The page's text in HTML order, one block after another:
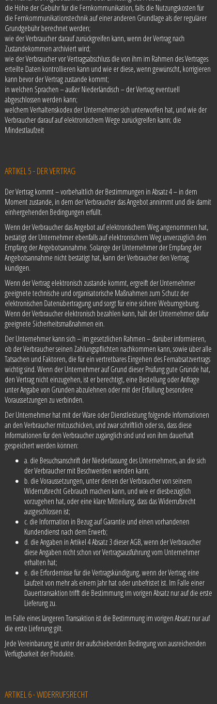
die Höhe der Gebühr für die Fernkommunikation, falls die Nutzungskosten für
die Fernkommunikationstechnik auf einer anderen Grundlage als der regulärer
Grundgebühr berechnet werden;
wie der Verbraucher darauf zurückgreifen kann, wenn der Vertrag nach
Zustandekommen archiviert wird;
wie der Verbraucher vor Vertragsabschluss die von ihm im Rahmen des Vertrages
erteilte Daten kontrollieren kann und wie er diese, wenn gewünscht, korrigieren
kann bevor der Vertrag zustande kommt;
in welchen Sprachen – außer Niederländisch – der Vertrag eventuell
abgeschlossen werden kann;
welchem Verhaltenskodex der Unternehmer sich unterworfen hat, und wie der
Verbraucher darauf auf elektronischem Wege zurückgreifen kann; die
Mindestlaufzeit
ARTIKEL 5 - DER VERTRAG
Der Vertrag kommt – vorbehaltlich der Bestimmungen in Absatz 4 – in dem
Moment zustande, in dem der Verbraucher das Angebot annimmt und die damit
einhergehenden Bedingungen erfüllt.
Wenn der Verbraucher das Angebot auf elektronischem Weg angenommen hat,
bestätigt der Unternehmer ebenfalls auf elektronischem Weg unverzüglich den
Empfang der Angebotsannahme. Solange der Unternehmer der Empfang der
Angebotsannahme nicht bestätigt hat, kann der Verbraucher den Vertrag
kündigen.
Wenn der Vertrag elektronisch zustande kommt, ergreift der Unternehmer
geeignete technische und organisatorische Maßnahmen zum Schutz der
elektronischen Datenübertragung und sorgt für eine sichere Webumgebung.
Wenn der Verbraucher elektronisch bezahlen kann, hält der Unternehmer dafür
geeignete Sicherheitsmaßnahmen ein.
Der Unternehmer kann sich – im gesetzlichen Rahmen – darüber informieren,
ob der Verbraucher seinen Zahlungspflichten nachkommen kann, sowie über alle
Tatsachen und Faktoren, die für ein vertretbares Eingehen des Fernabsatzvertrags
wichtig sind. Wenn der Unternehmer auf Grund dieser Prüfung gute Gründe hat,
den Vertrag nicht einzugehen, ist er berechtigt, eine Bestellung oder Anfrage
unter Angabe von Gründen abzulehnen oder mit der Erfüllung besondere
Voraussetzungen zu verbinden.
Der Unternehmer hat mit der Ware oder Dienstleistung folgende Informationen
an den Verbraucher mitzuschicken, und zwar schriftlich oder so, dass diese
Informationen für den Verbraucher zugänglich sind und von ihm dauerhaft
gespeichert werden können:
a. die Besuchsanschrift der Niederlassung des Unternehmers, an die sich
der Verbraucher mit Beschwerden wenden kann;
b. die Voraussetzungen, unter denen der Verbraucher von seinem
Widerrufsrecht Gebrauch machen kann, und wie er diesbezüglich
vorzugehen hat, oder eine klare Mitteilung, dass das Widerrufsrecht
ausgeschlossen ist;
c. die Information in Bezug auf Garantie und einen vorhandenen
Kundendienst nach dem Erwerb;
d. die Angaben in Artikel 4 Absatz 3 dieser AGB, wenn der Verbraucher
diese Angaben nicht schon vor Vertragsausführung vom Unternehmer
erhalten hat;
e. die Erfordernisse für die Vertragskündigung, wenn der Vertrag eine
Laufzeit von mehr als einem Jahr hat oder unbefristet ist. Im Falle einer
Dauertransaktion trifft die Bestimmung im vorigen Absatz nur auf die erste
Lieferung zu.
Im Falle eines längeren Transaktion ist die Bestimmung im vorigen Absatz nur auf
die erste Lieferung gilt.
Jede Vereinbarung ist unter der aufschiebenden Bedingung von ausreichenden
Verfügbarkeit der Produkte.
ARTIKEL 6 - WIDERRUFSRECHT